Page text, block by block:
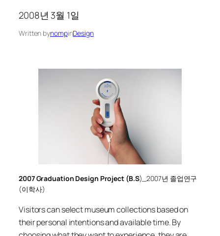
2008년 3월 1일
Written bynompinDesign
2007 Graduation Design Project (B.S)_2007년 졸업연구
(이학사)
Visitors can select museum collections based on
their personal intentions and available time. By